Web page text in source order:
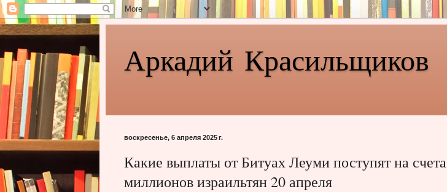
Аркадий Красильщиков
воскресенье, 6 апреля 2025 г.
Какие выплаты от Битуах Леуми поступят на счета
миллионов израильтян 20 апреля